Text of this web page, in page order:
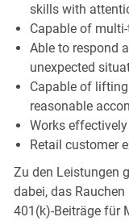
skills with
Capable of
Able to respond
unexpected
Capable of
reasonable
Works
Retail customer
Zu den Leistungen
dabei, das
401(k)-Beiträge für